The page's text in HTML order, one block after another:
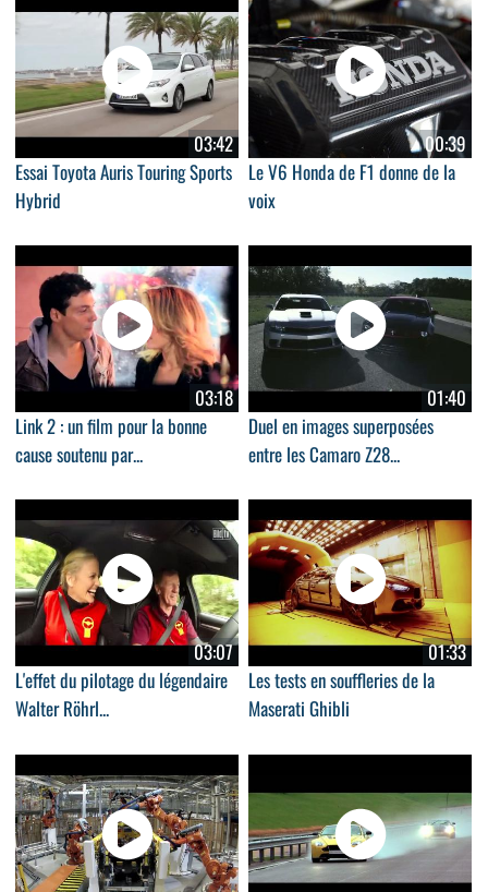
03:42
Essai Toyota Auris Touring Sports
Hybrid
00:39
Le V6 Honda de F1 donne de la
voix
03:18
Link 2 : un film pour la bonne
cause soutenu par...
01:40
Duel en images superposées
entre les Camaro Z28...
03:07
L'effet du pilotage du légendaire
Walter Röhrl...
01:33
Les tests en souffleries de la
Maserati Ghibli